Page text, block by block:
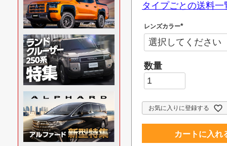
タイプごとの送料一
レンズカラー
(
必
須
)
お気に入りに登録する
カートに入れ